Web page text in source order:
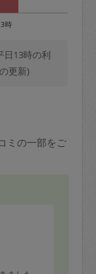
時
日13時の利
更新)
ミの一部をご